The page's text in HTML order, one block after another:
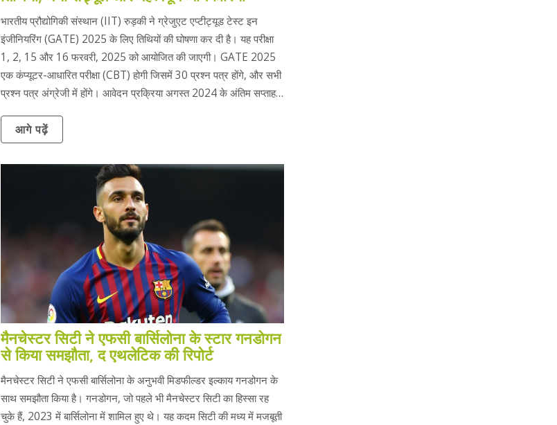
भारतीय प्रौद्योगिकी संस्थान (IIT) रुड़की ने ग्रेजुएट एप्टीट्यूड टेस्ट इन
इंजीनियरिंग (GATE) 2025 के लिए तिथियों की घोषणा कर दी है। यह परीक्षा
1, 2, 15 और 16 फरवरी, 2025 को आयोजित की जाएगी। GATE 2025
एक कंप्यूटर-आधारित परीक्षा (CBT) होगी जिसमें 30 प्रश्न पत्र होंगे, और सभी
प्रश्न पत्र अंग्रेजी में होंगे। आवेदन प्रक्रिया अगस्त 2024 के अंतिम सप्ताह
आगे पढ़ें
मैनचेस्टर सिटी ने एफसी बार्सिलोना के स्टार गनडोगन
से किया समझौता, द एथलेटिक की रिपोर्ट
मैनचेस्टर सिटी ने एफसी बार्सिलोना के अनुभवी मिडफील्डर इल्काय गनडोगन के
साथ समझौता किया है। गनडोगन, जो पहले भी मैनचेस्टर सिटी का हिस्सा रह
चुके हैं, 2023 में बार्सिलोना में शामिल हुए थे। यह कदम सिटी की मध्य में मजबूती